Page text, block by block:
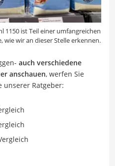
1150 ist Teil einer umfangreichen
wir an dieser Stelle erkennen.
auch verschiedene
anschauen, werfen Sie
unserer Ratgeber: